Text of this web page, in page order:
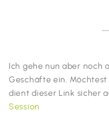
Ich gehe nun aber noch
Geschäfte ein.
dient dieser Link sicher
Session